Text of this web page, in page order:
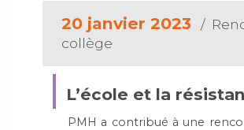
20 janvier 2023 /
collège
L’école et la
PMH a contribué à une